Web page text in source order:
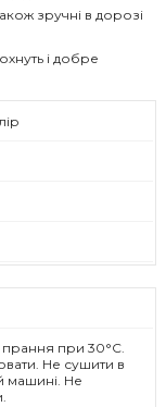
при 30°C.
Не сушити в
машині. Не
зручні в дорозі
і добре